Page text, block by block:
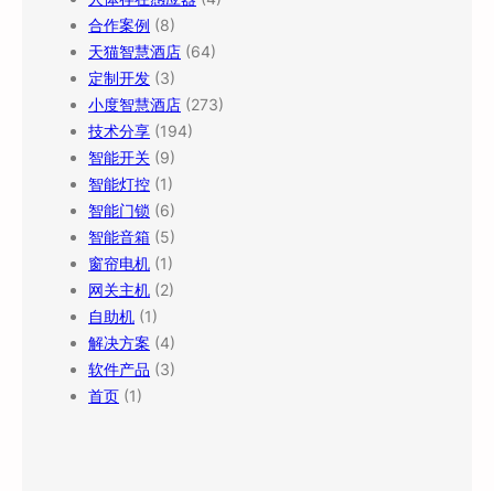
合作案例 (8)
天猫智慧酒店 (64)
定制开发 (3)
小度智慧酒店 (273)
技术分享 (194)
智能开关 (9)
智能灯控 (1)
智能门锁 (6)
智能音箱 (5)
窗帘电机 (1)
网关主机 (2)
自助机 (1)
解决方案 (4)
软件产品 (3)
首页 (1)